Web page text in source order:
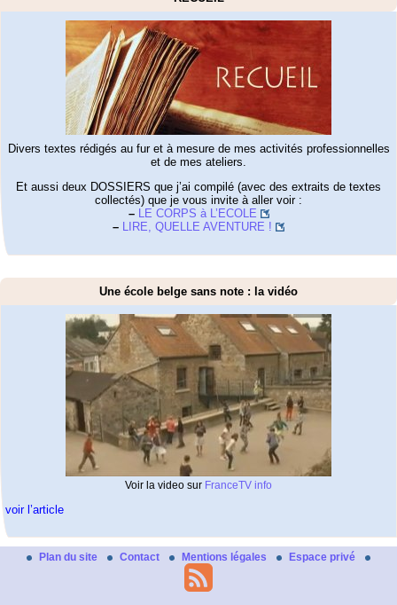
Divers textes rédigés au fur et à mesure de mes activités professionnelles
et de mes ateliers.
Et aussi deux DOSSIERS que j’ai compilé (avec des extraits de textes
collectés) que je vous invite à aller voir :
– LE CORPS à L’ECOLE
– LIRE, QUELLE AVENTURE !
Une école belge sans note : la vidéo
Voir la video sur FranceTV info
voir l’article
Plan du site Contact Mentions légales Espace privé